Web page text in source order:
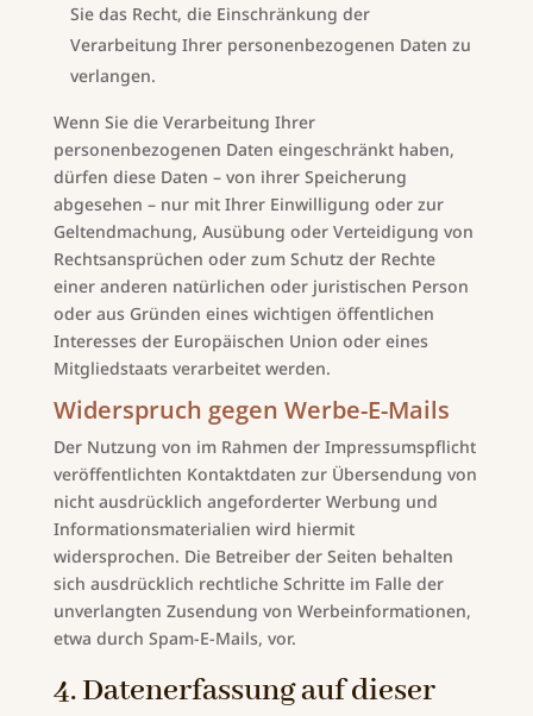
Sie das Recht, die Einschränkung der
Verarbeitung Ihrer personenbezogenen Daten zu
verlangen.
Wenn Sie die Verarbeitung Ihrer
personenbezogenen Daten eingeschränkt haben,
dürfen diese Daten – von ihrer Speicherung
abgesehen – nur mit Ihrer Einwilligung oder zur
Geltendmachung, Ausübung oder Verteidigung von
Rechtsansprüchen oder zum Schutz der Rechte
einer anderen natürlichen oder juristischen Person
oder aus Gründen eines wichtigen öffentlichen
Interesses der Europäischen Union oder eines
Mitgliedstaats verarbeitet werden.
Widerspruch gegen Werbe-E-Mails
Der Nutzung von im Rahmen der Impressumspflicht
veröffentlichten Kontaktdaten zur Übersendung von
nicht ausdrücklich angeforderter Werbung und
Informationsmaterialien wird hiermit
widersprochen. Die Betreiber der Seiten behalten
sich ausdrücklich rechtliche Schritte im Falle der
unverlangten Zusendung von Werbeinformationen,
etwa durch Spam-E-Mails, vor.
4. Datenerfassung auf dieser